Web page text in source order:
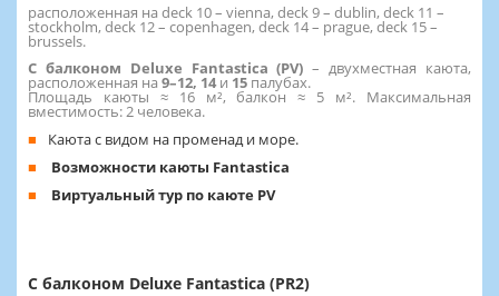
расположенная на deck 10 – vienna, deck 9 – dublin, deck 11 –
stockholm, deck 12 – copenhagen, deck 14 – prague, deck 15 –
brussels.
С балконом Deluxe Fantastica (PV) – двухместная каюта,
расположенная на 9–12, 14и 15 палубах.
Площадь каюты ≈ 16 м², балкон ≈ 5 м². Максимальная
вместимость: 2 человека.
Каюта с видом на променад и море.
Возможности каюты Fantastica
Виртуальный тур по каюте PV
С балконом Deluxe Fantastica (PR2)